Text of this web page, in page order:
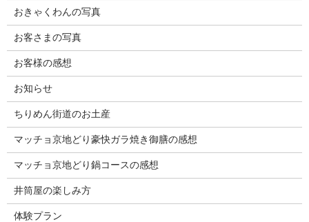
おきゃくわんの写真
お客さまの写真
お客様の感想
お知らせ
ちりめん街道のお土産
マッチョ京地どり豪快ガラ焼き御膳の感想
マッチョ京地どり鍋コースの感想
井筒屋の楽しみ方
体験プラン